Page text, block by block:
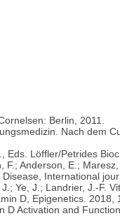
Berlin, 2011.
Nach dem
Eds. Löffler/Petrides
F.; Anderson, E.;
International
Ye, J.; Landrier, J.-F.
D, Epigenetics. 2018,
Activation and